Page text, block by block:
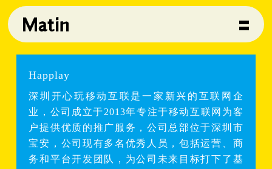
Happlay
深圳开心玩移动互联是一家新兴的互联网企
业，公司成立于2013年专注于移动互联网为客
户提供优质的推广服务，公司总部位于深圳市
宝安，公司现有多名优秀人员，包括运营、商
务和平台开发团队，为公司未来目标打下了基